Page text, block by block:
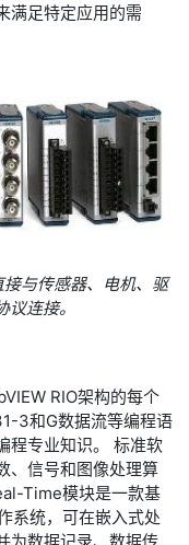
满足特定应用的需
与传感器、电机、驱
连接。
RIO架构的每个
3和G数据流等编程语
程专业知识。 标准软
、信号和图像处理算
Time模块是一款基
系统，可在嵌入式处